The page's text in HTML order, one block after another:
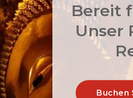
Bereit
Unser
Buchen